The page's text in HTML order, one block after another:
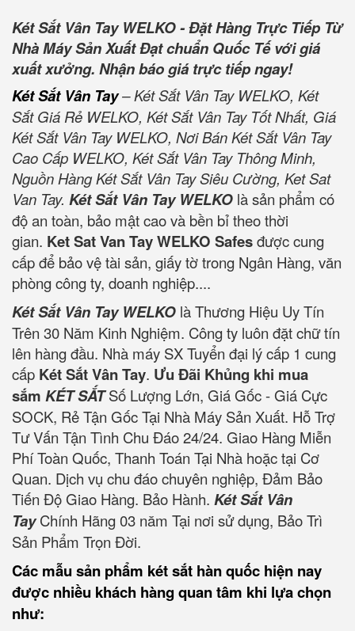
Két Sắt Vân Tay WELKO - Đặt Hàng Trực Tiếp Từ
Nhà Máy Sản Xuất Đạt chuẩn Quốc Tế với giá
xuất xưởng. Nhận báo giá trực tiếp ngay!
Két Sắt Vân Tay– Két Sắt Vân Tay WELKO, Két
Sắt Giá Rẻ WELKO, Két Sắt Vân Tay Tốt Nhất, Giá
Két Sắt Vân Tay WELKO, Nơi Bán Két Sắt Vân Tay
Cao Cấp WELKO, Két Sắt Vân Tay Thông Minh,
Nguồn Hàng Két Sắt Vân Tay Siêu Cường, Ket Sat
Van Tay. Két Sắt Vân Tay WELKO là sản phẩm có
độ an toàn, bảo mật cao và bền bỉ theo thời
gian. Ket Sat Van Tay WELKO Safesđược cung
cấp để bảo vệ tài sản, giấy tờ trong Ngân Hàng, văn
phòng công ty, doanh nghiệp....
Két Sắt Vân Tay WELKO là Thương Hiệu Uy Tín
Trên 30 Năm Kinh Nghiệm. Công ty luôn đặt chữ tín
lên hàng đầu. Nhà máy SX Tuyển đại lý cấp 1 cung
cấp Két Sắt Vân Tay. Ưu Đãi Khủng khi mua
sắm KÉT SẮTSố Lượng Lớn, Giá Gốc - Giá Cực
SOCK, Rẻ Tận Gốc Tại Nhà Máy Sản Xuất. Hỗ Trợ
Tư Vấn Tận Tình Chu Đáo 24/24. Giao Hàng Miễn
Phí Toàn Quốc, Thanh Toán Tại Nhà hoặc tại Cơ
Quan. Dịch vụ chu đáo chuyên nghiệp, Đảm Bảo
Tiến Độ Giao Hàng. Bảo Hành. Két Sắt Vân
TayChính Hãng 03 năm Tại nơi sử dụng, Bảo Trì
Sản Phẩm Trọn Đời.
Các mẫu sản phẩm két sắt hàn quốc hiện nay
được nhiều khách hàng quan tâm khi lựa chọn
như: